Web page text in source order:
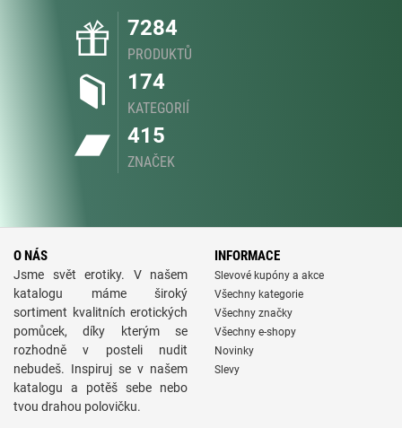
7284
PRODUKTŮ
174
KATEGORIÍ
415
ZNAČEK
O NÁS
Jsme svět erotiky. V našem
katalogu máme široký
sortiment kvalitních erotických
pomůcek, díky kterým se
rozhodně v posteli nudit
nebudeš. Inspiruj se v našem
katalogu a potěš sebe nebo
tvou drahou polovičku.
INFORMACE
Slevové kupóny a akce
Všechny kategorie
Všechny značky
Všechny e-shopy
Novinky
Slevy